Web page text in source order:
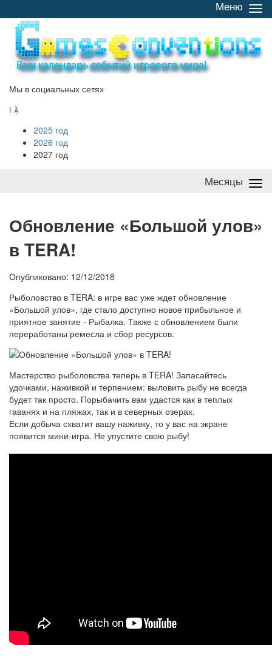
/
Меню
Мы в социальных сетях
 
2025 год
2026 год
2027 год
Месяцы
Обновление «Большой улов»
в TERA!
Опубликовано: 12/12/2018
Рыболовство в TERA: в игре вас уже ждет обновление
«Большой улов», где стало доступно новое прибыльное и
приятное занятие - Рыбалка. Также с обновлением были
переработаны ремесла и сбор ресурсов.
Мастерство рыболовства теперь в TERA! Запасайтесь
удочками, наживкой и терпением: выловить рыбу не всегда
будет так просто. Порыбачить вам удастся как в теплых
гаванях и на пляжах, так и в северных озерах.
Если добыча схватит вашу наживку, то у вас на экране
появится мини-игра. Не упустите свою рыбу!